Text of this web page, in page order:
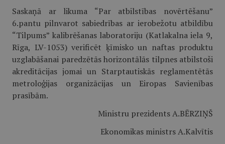
Saskaņā ar likuma “Par atbilstības novērtēšanu”
6.pantu pilnvarot sabiedrības ar ierobežotu atbildību
“Tilpums” kalibrēšanas laboratoriju (Katlakalna iela 9,
Rīga, LV-1053) verificēt ķīmisko un naftas produktu
uzglabāšanai paredzētās horizontālās tilpnes atbilstoši
akreditācijas jomai un Starptautiskās reglamentētās
metroloģijas organizācijas un Eiropas Savienības
prasībām.
Ministru prezidents A.BĒRZIŅŠ
Ekonomikas ministrs A.Kalvītis